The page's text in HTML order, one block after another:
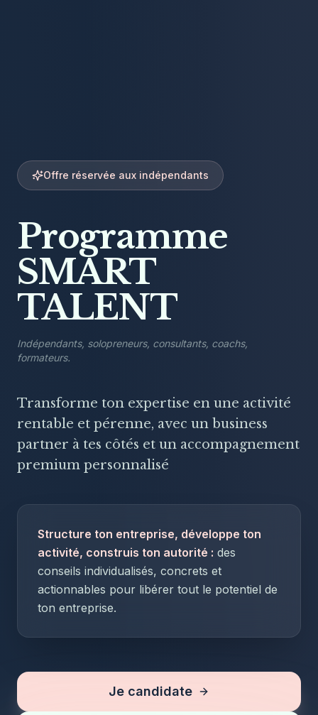
Offre réservée aux indépendants
Programme
SMART
TALENT
Indépendants, solopreneurs, consultants, coachs,
formateurs.
Transforme ton expertise en une activité
rentable et pérenne, avec un business
partner à tes côtés et un accompagnement
premium personnalisé
Structure ton entreprise, développe ton
activité, construis ton autorité : des
conseils individualisés, concrets et
actionnables pour libérer tout le potentiel de
ton entreprise.
Je candidate